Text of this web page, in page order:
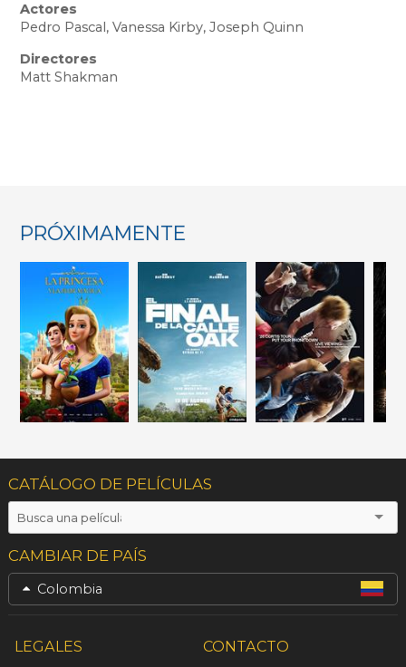
Actores
Pedro Pascal, Vanessa Kirby, Joseph Quinn
Directores
Matt Shakman
PRÓXIMAMENTE
CATÁLOGO DE PELÍCULAS
CAMBIAR DE PAÍS
Colombia
LEGALES CONTACTO